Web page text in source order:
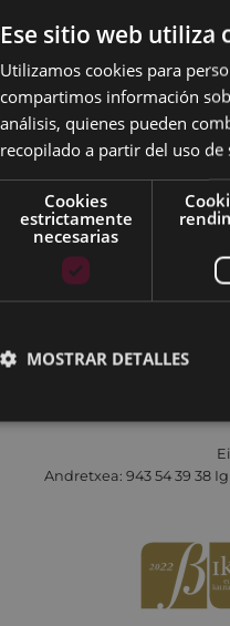
Andretxea: 943 54 39 38
Ese sitio web utiliza
Utilizamos cookies para
compartimos información
análisis, quienes pueden
recopilado a partir del uso de
Cookies
estrictamente
necesarias
MOSTRAR DETALLES